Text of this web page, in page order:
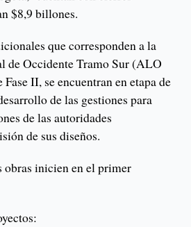
$8,9 billones.
que corresponden a la
de Occidente Tramo Sur (ALO
II, se encuentran en etapa de
de las gestiones para
de las autoridades
de sus diseños.
obras inicien en el primer